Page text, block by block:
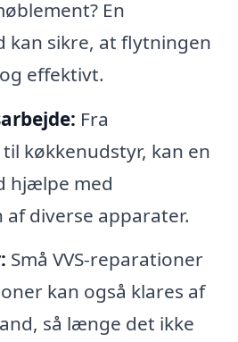
En
kan sikre, at flytningen
effektivt.
Fra
køkkenudstyr, kan en
hjælpe med
diverse apparater.
Små VVS-reparationer
kan også klares af
så længe det ikke